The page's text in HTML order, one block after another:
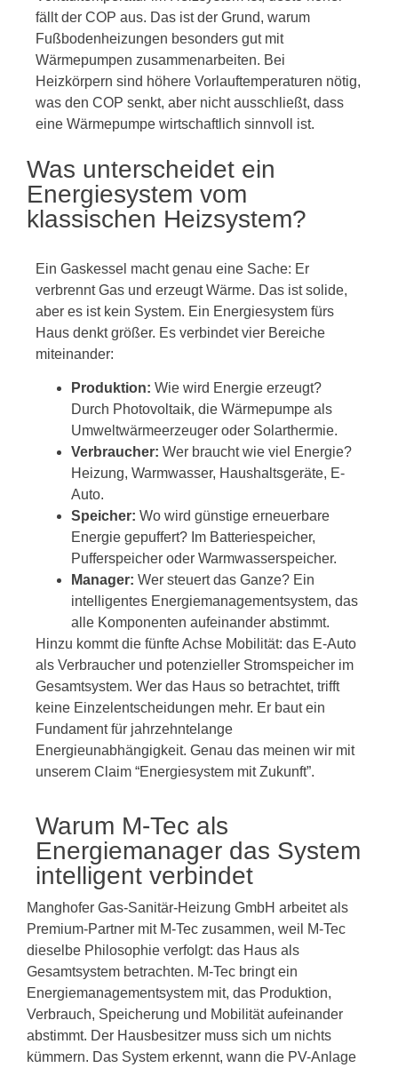
fällt der COP aus. Das ist der Grund, warum
Fußbodenheizungen besonders gut mit
Wärmepumpen zusammenarbeiten. Bei
Heizkörpern sind höhere Vorlauftemperaturen nötig,
was den COP senkt, aber nicht ausschließt, dass
eine Wärmepumpe wirtschaftlich sinnvoll ist.
Was unterscheidet ein
Energiesystem vom
klassischen Heizsystem?
Ein Gaskessel macht genau eine Sache: Er
verbrennt Gas und erzeugt Wärme. Das ist solide,
aber es ist kein System. Ein Energiesystem fürs
Haus denkt größer. Es verbindet vier Bereiche
miteinander:
Produktion: Wie wird Energie erzeugt?
Durch Photovoltaik, die Wärmepumpe als
Umweltwärmeerzeuger oder Solarthermie.
Verbraucher: Wer braucht wie viel Energie?
Heizung, Warmwasser, Haushaltsgeräte, E-
Auto.
Speicher: Wo wird günstige erneuerbare
Energie gepuffert? Im Batteriespeicher,
Pufferspeicher oder Warmwasserspeicher.
Manager: Wer steuert das Ganze? Ein
intelligentes Energiemanagementsystem, das
alle Komponenten aufeinander abstimmt.
Hinzu kommt die fünfte Achse Mobilität: das E-Auto
als Verbraucher und potenzieller Stromspeicher im
Gesamtsystem. Wer das Haus so betrachtet, trifft
keine Einzelentscheidungen mehr. Er baut ein
Fundament für jahrzehntelange
Energieunabhängigkeit. Genau das meinen wir mit
unserem Claim “Energiesystem mit Zukunft”.
Warum M-Tec als
Energiemanager das System
intelligent verbindet
Manghofer Gas-Sanitär-Heizung GmbH arbeitet als
Premium-Partner mit M-Tec zusammen, weil M-Tec
dieselbe Philosophie verfolgt: das Haus als
Gesamtsystem betrachten. M-Tec bringt ein
Energiemanagementsystem mit, das Produktion,
Verbrauch, Speicherung und Mobilität aufeinander
abstimmt. Der Hausbesitzer muss sich um nichts
kümmern. Das System erkennt, wann die PV-Anlage